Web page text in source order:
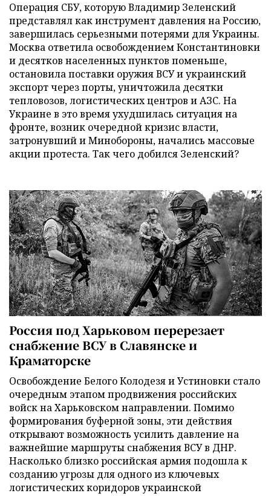
Операция СБУ, которую Владимир Зеленский
представлял как инструмент давления на Россию,
завершилась серьезными потерями для Украины.
Москва ответила освобождением Константиновки
и десятков населенных пунктов поменьше,
остановила поставки оружия ВСУ и украинский
экспорт через порты, уничтожила десятки
тепловозов, логистических центров и АЗС. На
Украине в это время ухудшилась ситуация на
фронте, возник очередной кризис власти,
затронувший и Минобороны, начались массовые
акции протеста. Так чего добился Зеленский?
Россия под Харьковом перерезает
снабжение ВСУ в Славянске и
Краматорске
Освобождение Белого Колодезя и Устиновки стало
очередным этапом продвижения российских
войск на Харьковском направлении. Помимо
формирования буферной зоны, эти действия
открывают возможность усилить давление на
важнейшие маршруты снабжения ВСУ в ДНР.
Насколько близко российская армия подошла к
созданию угрозы для одного из ключевых
логистических коридоров украинской